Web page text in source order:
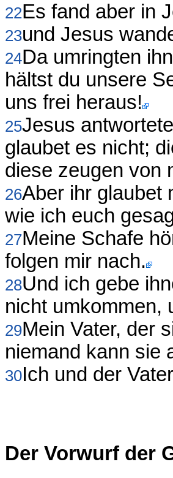
22Es fand aber in
23und Jesus
24Da umringten
hältst du unsere
uns frei heraus!
25Jesus
glaubet es nicht;
diese zeugen von
26Aber ihr glaubet
wie ich euch
27Meine Schafe
folgen mir nach.
28Und ich gebe
nicht umkommen,
29Mein Vater, der
niemand kann sie
30Ich und der
Der Vorwurf der